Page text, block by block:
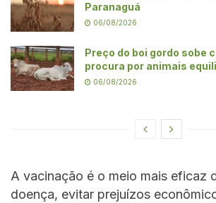
Paranaguá
06/08/2026
Preço do boi gordo sobe
procura por animais
06/08/2026
A vacinação é o meio mais eficaz
doença, evitar prejuízos